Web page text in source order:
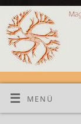
MENÜ